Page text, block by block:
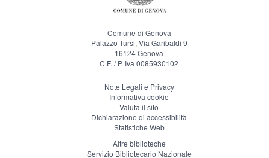
Comune di Genova
Palazzo Tursi, Via Garibaldi 9
16124 Genova
C.F. / P. Iva 0085930102
Note Legali e Privacy
Informativa cookie
Valuta il sito
Dichiarazione di accessibilità
Statistiche Web
Altre biblioteche
Servizio Bibliotecario Nazionale